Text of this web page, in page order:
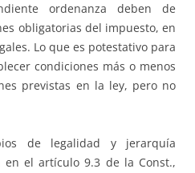
ordenanza deben de
obligatorias del impuesto, en
Lo que es potestativo para
condiciones más o menos
previstas en la ley, pero no
de legalidad y jerarquía
en el artículo 9.3 de la Const.,